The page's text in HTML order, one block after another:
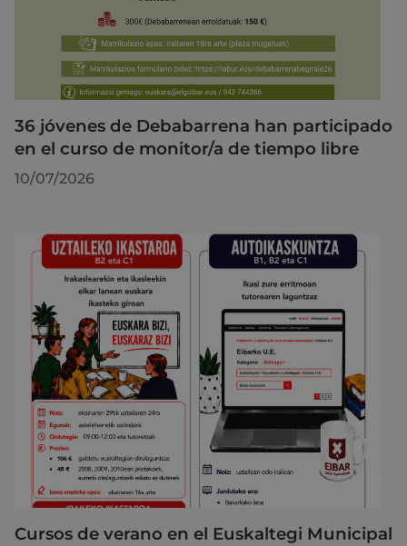
36 jóvenes de Debabarrena han participado
en el curso de monitor/a de tiempo libre
10/07/2026
Cursos de verano en el Euskaltegi Municipal